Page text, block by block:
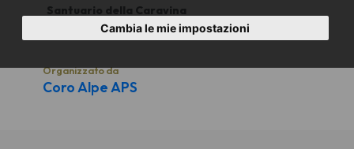
Cambia le mie impostazioni
Santuario della Caravina
Organizzato da
Coro Alpe APS